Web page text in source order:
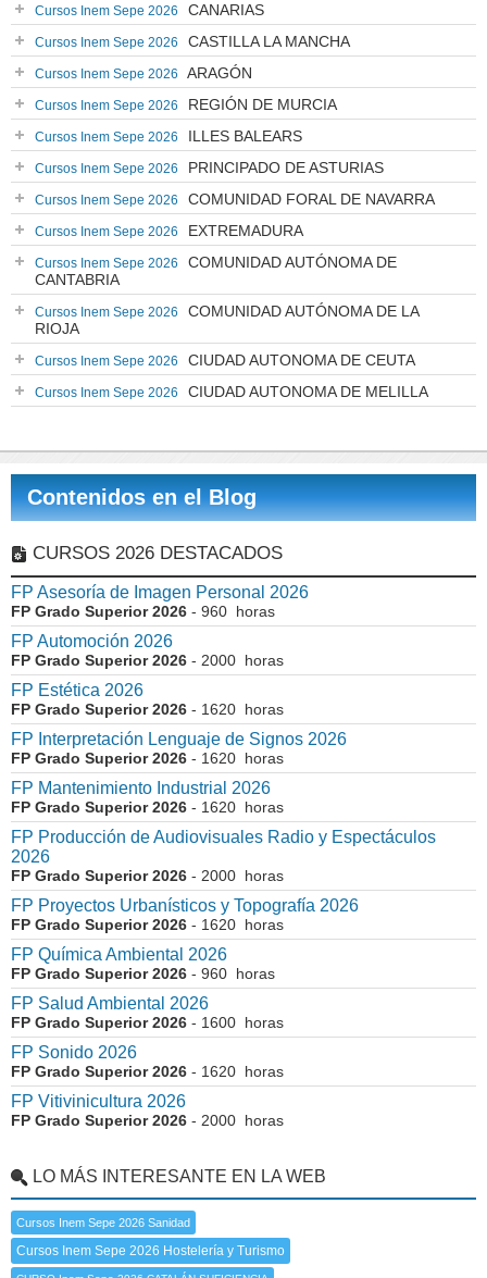
Cursos Inem Sepe 2026 CANARIAS
Cursos Inem Sepe 2026 CASTILLA LA MANCHA
Cursos Inem Sepe 2026 ARAGÓN
Cursos Inem Sepe 2026 REGIÓN DE MURCIA
Cursos Inem Sepe 2026 ILLES BALEARS
Cursos Inem Sepe 2026 PRINCIPADO DE ASTURIAS
Cursos Inem Sepe 2026 COMUNIDAD FORAL DE NAVARRA
Cursos Inem Sepe 2026 EXTREMADURA
Cursos Inem Sepe 2026
COMUNIDAD AUTÓNOMA DE
CANTABRIA
Cursos Inem Sepe 2026
COMUNIDAD AUTÓNOMA DE LA
RIOJA
Cursos Inem Sepe 2026 CIUDAD AUTONOMA DE CEUTA
Cursos Inem Sepe 2026 CIUDAD AUTONOMA DE MELILLA
Contenidos en el Blog
CURSOS 2026 DESTACADOS
FP Asesoría de Imagen Personal 2026
FP Grado Superior 2026 - 960 horas
FP Automoción 2026
FP Grado Superior 2026 - 2000 horas
FP Estética 2026
FP Grado Superior 2026 - 1620 horas
FP Interpretación Lenguaje de Signos 2026
FP Grado Superior 2026 - 1620 horas
FP Mantenimiento Industrial 2026
FP Grado Superior 2026 - 1620 horas
FP Producción de Audiovisuales Radio y Espectáculos
2026
FP Grado Superior 2026 - 2000 horas
FP Proyectos Urbanísticos y Topografía 2026
FP Grado Superior 2026 - 1620 horas
FP Química Ambiental 2026
FP Grado Superior 2026 - 960 horas
FP Salud Ambiental 2026
FP Grado Superior 2026 - 1600 horas
FP Sonido 2026
FP Grado Superior 2026 - 1620 horas
FP Vitivinicultura 2026
FP Grado Superior 2026 - 2000 horas
LO MÁS INTERESANTE EN LA WEB
Cursos Inem Sepe 2026 Sanidad
Cursos Inem Sepe 2026 Hostelería y Turismo